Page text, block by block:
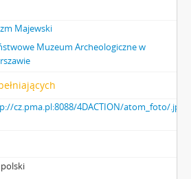
Majewski
Muzeum Archeologiczne w
cz.pma.pl:8088/4DACTION/atom_foto/.jpg
polski